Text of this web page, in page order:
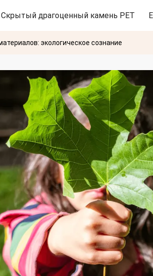
Скрытый драгоценный камень PET
экологическое сознание